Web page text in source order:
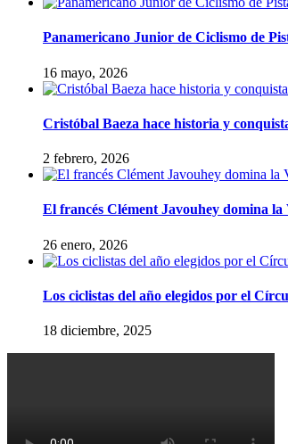
Panamericano Junior de Ciclismo de
16 mayo, 2026
Cristóbal Baeza hace historia y
2 febrero, 2026
El francés Clément Javouhey domina
26 enero, 2026
Los ciclistas del año elegidos por el
18 diciembre, 2025